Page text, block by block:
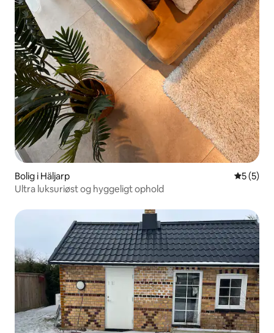
Bolig i Häljarp 5 ud af 5
5 (5)
Ultra luksuriøst og hyggeligt ophold